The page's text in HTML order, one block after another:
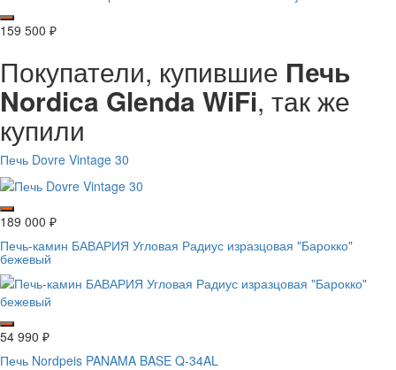
159 500 ₽
Покупатели, купившие Печь
Nordica Glenda WiFi, так же
купили
Печь Dovre Vintage 30
189 000 ₽
Печь-камин БАВАРИЯ Угловая Радиус изразцовая "Барокко"
бежевый
54 990 ₽
Печь Nordpeis PANAMA BASE Q-34AL